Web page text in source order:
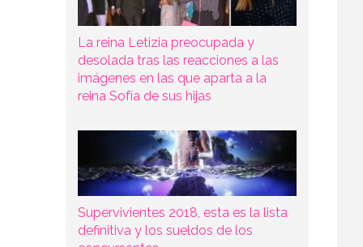
La reina Letizia preocupada y
desolada tras las reacciones a las
imágenes en las que aparta a la
reina Sofía de sus hijas
Supervivientes 2018, esta es la lista
definitiva y los sueldos de los